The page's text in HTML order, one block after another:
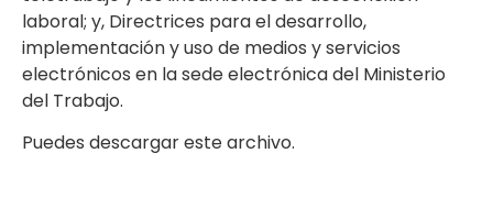
laboral; y, Directrices para el desarrollo,
implementación y uso de medios y servicios
electrónicos en la sede electrónica del Ministerio
del Trabajo.
Puedes descargar este archivo.